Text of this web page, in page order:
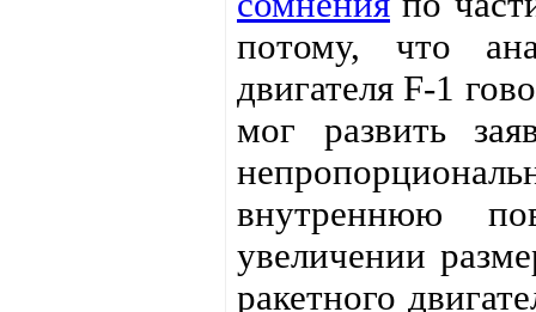
потому, что
двигателя F-1
мог развить
внутреннюю
увеличении
ракетного